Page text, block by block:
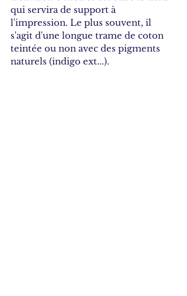
qui servira de support à
l'impression. Le plus souvent, il
s'agit d'une longue trame de coton
teintée ou non avec des pigments
naturels (indigo ext...).